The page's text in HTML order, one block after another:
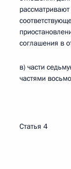
соглашения в
в) части
частями
Статья 4